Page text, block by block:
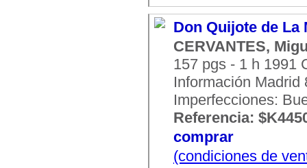
Don Quijote de La
CERVANTES,
157 pgs - 1 h 1991
Información Madrid
Imperfecciones:
Referencia:
comprar
(condiciones de